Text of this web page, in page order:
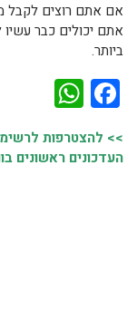
אם אתם רוצים לקבל
אתם יכולים כבר
ביותר.
>> להצטרפות
העדכונים ראשונים